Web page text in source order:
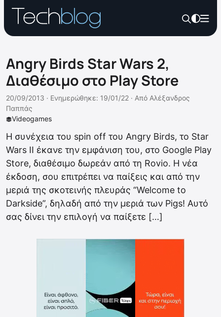
Angry Birds Star Wars 2,
Διαθέσιμο στο Play Store
Videogames
20/09/2013 · Ενημερώθηκε: 19/01/22 · Από Αλέξανδρος
Παππάς
Η συνέχεια του spin off του Angry Birds, το Star
Wars II έκανε την εμφάνιση του, στο Google Play
Store, διαθέσιμο δωρεάν από τη Rovio. Η νέα
έκδοση, σου επιτρέπει να παίξεις και από την
μεριά της σκοτεινής πλευράς “Welcome to
Darkside”, δηλαδή από την μεριά των Pigs! Αυτό
σας δίνει την επιλογή να παίξετε […]